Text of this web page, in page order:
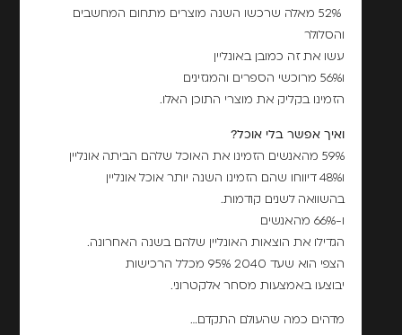
52% מאלה שרכשו השנה מוצרים מתחום המחשבים
והסלולר
עשו את זה כמובן באונליין
הזמינו בקליק את מוצרי התוכן האלו.
ואיך אפשר בלי אוכל?
59% מהאנשים הזמינו את האוכל שלהם הביתה אונליין
ו48% דיווחו שהם הזמינו השנה יותר אוכל אונליין
בהשוואה לשנים קודמות.
ו-66% מהאנשים
הגדילו את הוצאות האונליין שלהם בשנה האחרונה.
הצפי הוא שעד 2040 95% מכלל הרכישות
יבוצעו באמצעות מסחר אלקטרוני.
מדהים כמה שהעולם התקדם…